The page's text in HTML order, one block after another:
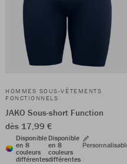
HOMMES SOUS-VÊTEMENTS
FONCTIONNELS
JAKO Sous-short Function
dès 17,99 €
Disponible
en 8
couleurs
différentes
Disponible
en 8
couleurs
différentes